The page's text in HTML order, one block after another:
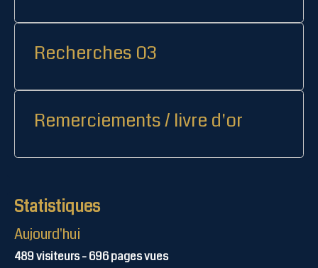
Recherches 03
Remerciements / livre d'or
Statistiques
Aujourd'hui
489visiteurs -696pages vues